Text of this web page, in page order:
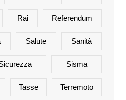
Rai Referendum
Salute Sanità
Sicurezza Sisma
Tasse Terremoto